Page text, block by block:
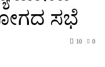
ಸಭೆ
0
10